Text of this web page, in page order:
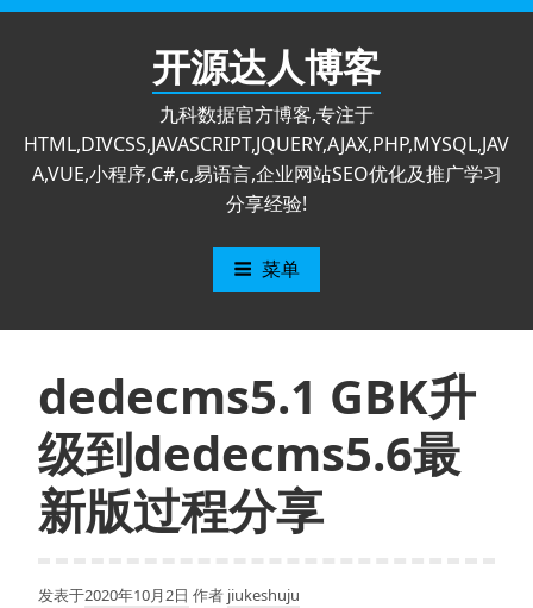
跳
开源达人博客
九科数据官方博客,专注于
HTML,DIVCSS,JAVASCRIPT,JQUERY,AJAX,PHP,MYSQL,JAV
A,VUE,小程序,C#,c,易语言,企业网站SEO优化及推广学习
分享经验!
菜单
dedecms5.1 GBK升
级到dedecms5.6最
新版过程分享
发表于2020年10月2日 作者 jiukeshuju